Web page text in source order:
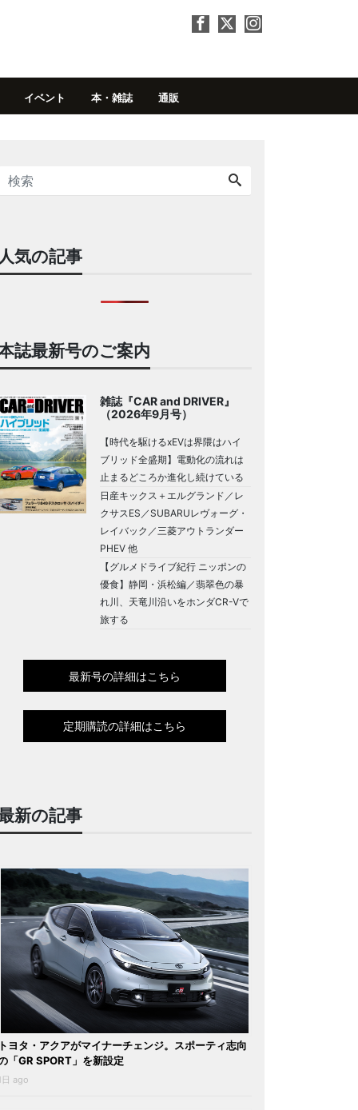
イベント 本・雑誌 通販
気の記事
誌最新号のご案内
雑誌『CAR and DRIVER』
（2026年9月号）
【時代を駆けるxEVは界隈はハイ
ブリッド全盛期】電動化の流れは
止まるどころか進化し続けている
日産キックス＋エルグランド／レ
クサスES／SUBARUレヴォーグ・
レイバック／三菱アウトランダー
PHEV 他
【グルメドライブ紀行 ニッポンの
優食】静岡・浜松編／翡翠色の暴
れ川、天竜川沿いをホンダCR-Vで
旅する
最新号の詳細はこちら
定期購読の詳細はこちら
新の記事
ヨタ・アクアがマイナーチェンジ。スポーティ志向
「GR SPORT」を新設定
日 ago